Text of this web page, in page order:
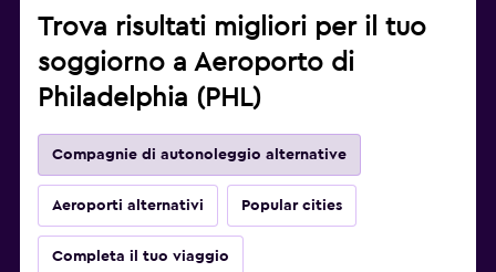
Trova risultati migliori per il tuo
soggiorno a Aeroporto di
Philadelphia (PHL)
Compagnie di autonoleggio alternative
Aeroporti alternativi Popular cities
Completa il tuo viaggio